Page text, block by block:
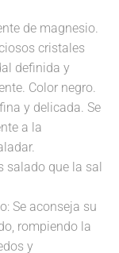
de magnesio.
cristales
definida y
Color negro.
y delicada. Se
a la
salado que la sal
Se aconseja su
rompiendo la
y